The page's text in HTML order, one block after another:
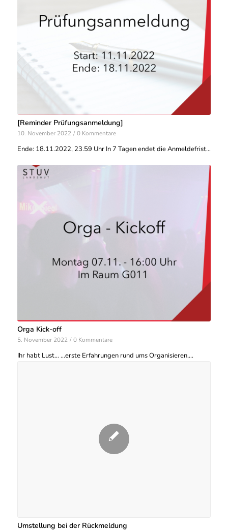
[Reminder Prüfungsanmeldung]
10. November 2022 / 0 Kommentare
Ende: 18.11.2022, 23.59 Uhr In 7 Tagen endet die Anmeldefrist…
Orga Kick-off
5. November 2022 / 0 Kommentare
Ihr habt Lust… …erste Erfahrungen rund ums Organisieren,…
Umstellung bei der Rückmeldung